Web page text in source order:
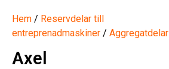
Hem / Reservdelar till
entreprenadmaskiner / Aggregatdelar
Axel